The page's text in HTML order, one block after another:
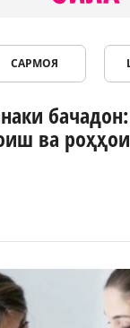
САРМОЯ
бачадон:
ва роҳҳои